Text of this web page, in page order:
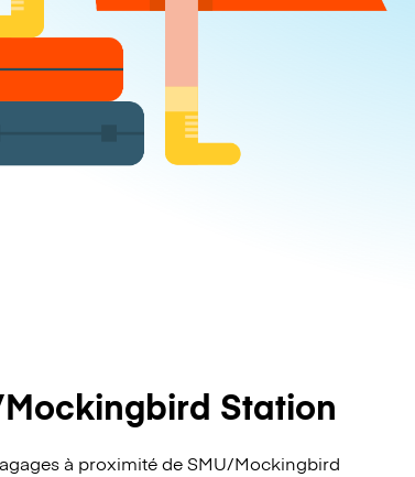
Station
à proximité de SMU/Mockingbird